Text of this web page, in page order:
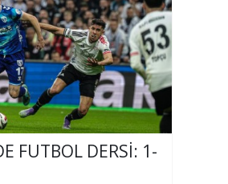
FUTBOL DERSİ: 1-